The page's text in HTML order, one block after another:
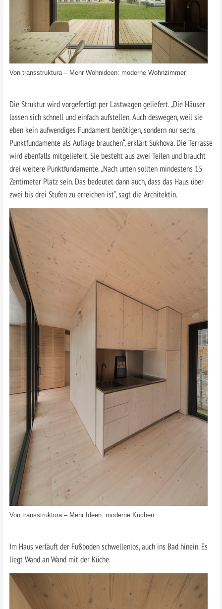
Von transstruktura– Mehr Wohnideen: moderne Wohnzimmer
Die Struktur wird vorgefertigt per Lastwagen geliefert. „Die Häuser
lassen sich schnell und einfach aufstellen. Auch deswegen, weil sie
eben kein aufwendiges Fundament benötigen, sondern nur sechs
Punktfundamente als Auflage brauchen“, erklärt Sukhova. Die Terrasse
wird ebenfalls mitgeliefert. Sie besteht aus zwei Teilen und braucht
drei weitere Punktfundamente. „Nach unten sollten mindestens 15
Zentimeter Platz sein. Das bedeutet dann auch, dass das Haus über
zwei bis drei Stufen zu erreichen ist“, sagt die Architektin.
Von transstruktura– Mehr Ideen: moderne Küchen
Im Haus verläuft der Fußboden schwellenlos, auch ins Bad hinein. Es
liegt Wand an Wand mit der Küche.